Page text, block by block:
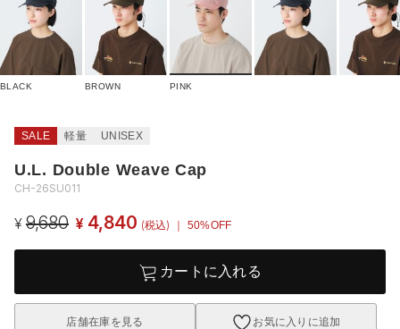
BLACK BROWN PINK
SALE 軽量 UNISEX
U.L. Double Weave Cap
CH-26SU011
¥ 9,680 ¥ 4,840 (税込) ｜ 50%OFF
カートに入れる
店舗在庫を見る お気に入りに追加